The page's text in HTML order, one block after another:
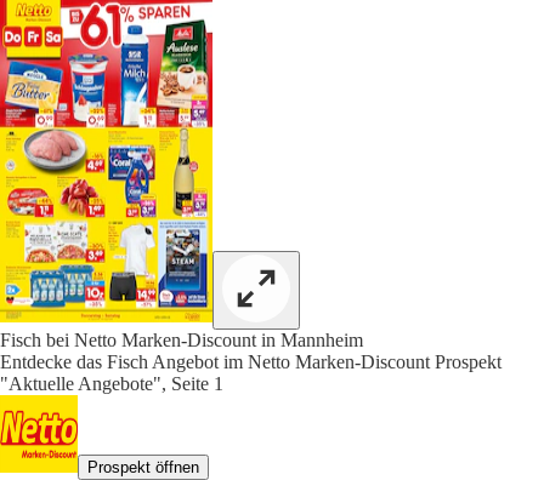
Fisch bei Netto Marken-Discount in Mannheim
Entdecke das Fisch Angebot im Netto Marken-Discount Prospekt
"Aktuelle Angebote", Seite 1
Prospekt öffnen